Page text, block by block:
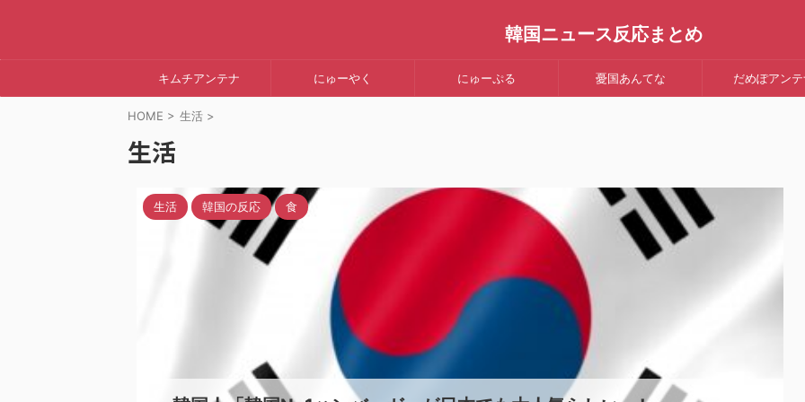
韓国ニュース反応まとめ
キムチアンテナ にゅーやく にゅーぷる 憂国あんてな だめぽアンテ
HOME > 生活 >
生活
生活 韓国の反応 食